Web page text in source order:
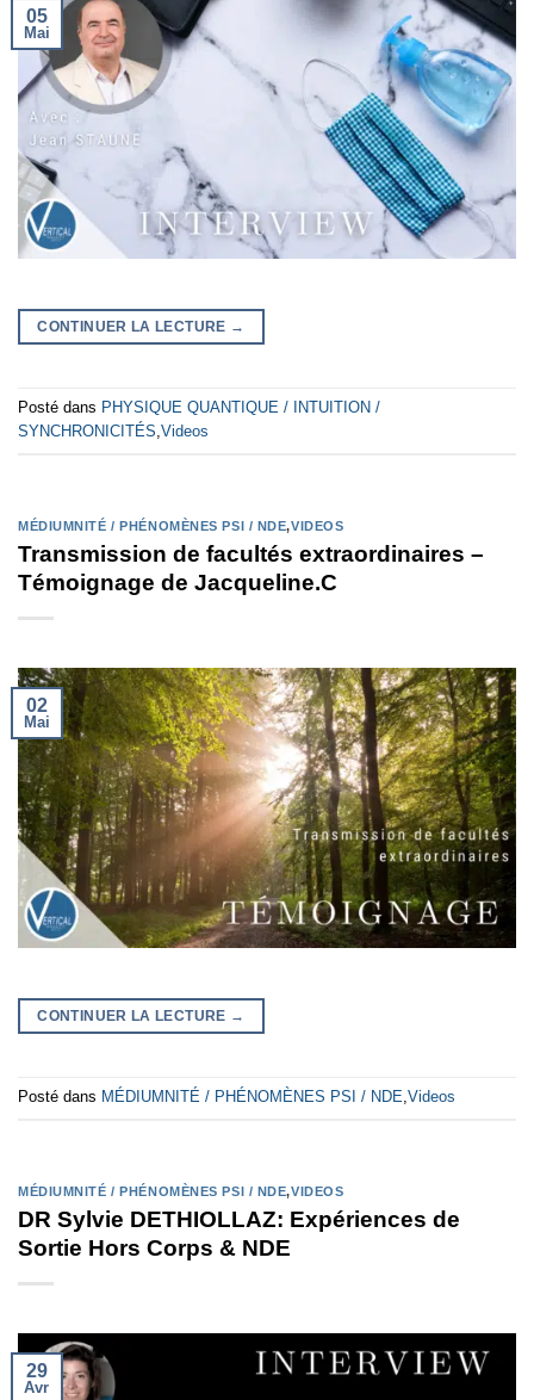
05
Mai
CONTINUER LA LECTURE →
Posté dans PHYSIQUE QUANTIQUE / INTUITION /
SYNCHRONICITÉS,Videos
MÉDIUMNITÉ / PHÉNOMÈNES PSI / NDE,VIDEOS
Transmission de facultés extraordinaires –
Témoignage de Jacqueline.C
02
Mai
CONTINUER LA LECTURE →
Posté dans MÉDIUMNITÉ / PHÉNOMÈNES PSI / NDE,Videos
MÉDIUMNITÉ / PHÉNOMÈNES PSI / NDE,VIDEOS
DR Sylvie DETHIOLLAZ: Expériences de
Sortie Hors Corps & NDE
29
Avr